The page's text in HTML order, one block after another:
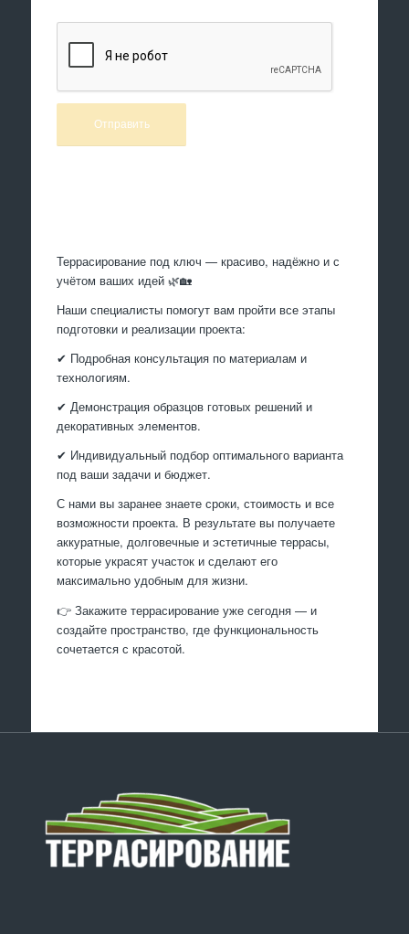
Террасирование под ключ — красиво, надёжно и с
учётом ваших идей 🌿🏡
Наши специалисты помогут вам пройти все этапы
подготовки и реализации проекта:
✔ Подробная консультация по материалам и
технологиям.
✔ Демонстрация образцов готовых решений и
декоративных элементов.
✔ Индивидуальный подбор оптимального варианта
под ваши задачи и бюджет.
С нами вы заранее знаете сроки, стоимость и все
возможности проекта. В результате вы получаете
аккуратные, долговечные и эстетичные террасы,
которые украсят участок и сделают его
максимально удобным для жизни.
👉 Закажите террасирование уже сегодня — и
создайте пространство, где функциональность
сочетается с красотой.